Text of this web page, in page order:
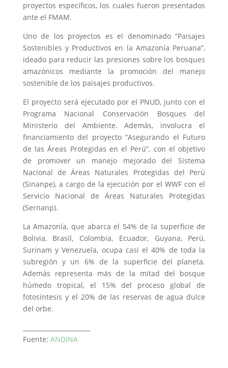
proyectos específicos, los cuales fueron presentados
ante el FMAM.
Uno de los proyectos es el denominado “Paisajes
Sostenibles y Productivos en la Amazonía Peruana”,
ideado para reducir las presiones sobre los bosques
amazónicos mediante la promoción del manejo
sostenible de los paisajes productivos.
El proyecto será ejecutado por el PNUD, junto con el
Programa Nacional Conservación Bosques del
Ministerio del Ambiente. Además, involucra el
financiamiento del proyecto “Asegurando el Futuro
de las Áreas Protegidas en el Perú”, con el objetivo
de promover un manejo mejorado del Sistema
Nacional de Áreas Naturales Protegidas del Perú
(Sinanpe), a cargo de la ejecución por el WWF con el
Servicio Nacional de Áreas Naturales Protegidas
(Sernanp).
La Amazonía, que abarca el 54% de la superficie de
Bolivia, Brasil, Colombia, Ecuador, Guyana, Perú,
Surinam y Venezuela, ocupa casi el 40% de toda la
subregión y un 6% de la superficie del planeta.
Además representa más de la mitad del bosque
húmedo tropical, el 15% del proceso global de
fotosíntesis y el 20% de las reservas de agua dulce
del orbe.
Fuente: ANDINA